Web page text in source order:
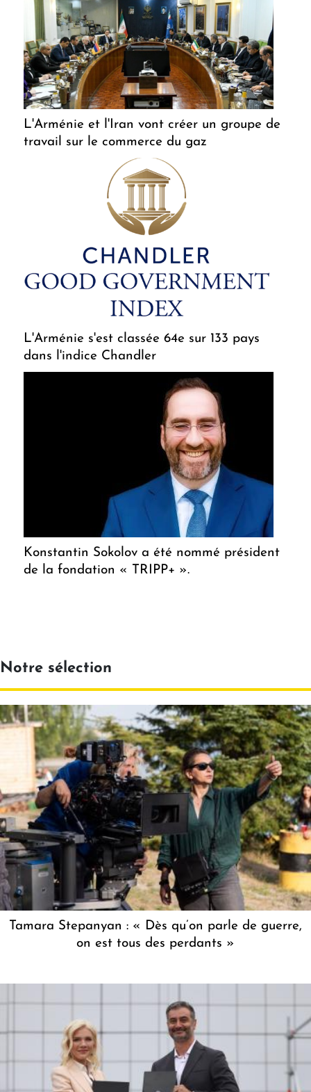
L'Arménie et l'Iran vont créer un groupe de
travail sur le commerce du gaz
L'Arménie s'est classée 64e sur 133 pays
dans l'indice Chandler
Konstantin Sokolov a été nommé président
de la fondation « TRIPP+ ».
Notre sélection
Tamara Stepanyan : « Dès qu’on parle de guerre,
on est tous des perdants »